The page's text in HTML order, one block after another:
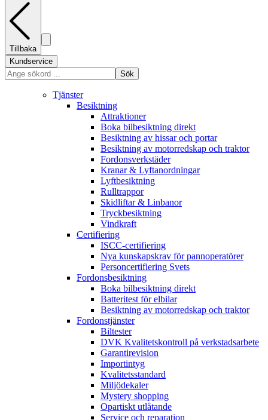
Tillbaka
Kundservice
Sök
Tjänster
Besiktning
Attraktioner
Boka bilbesiktning direkt
Besiktning av hissar och portar
Besiktning av motorredskap och traktor
Fordonsverkstäder
Kranar & Lyftanordningar
Lyftbesiktning
Rulltrappor
Skidliftar & Linbanor
Tryckbesiktning
Vindkraft
Certifiering
ISCC-certifiering
Nya kunskapskrav för pannoperatörer
Personcertifiering Svets
Fordonsbesiktning
Boka bilbesiktning direkt
Batteritest för elbilar
Besiktning av motorredskap och traktor
Fordonstjänster
Biltester
DVK Kvalitetskontroll på verkstadsarbete
Garantirevision
Importintyg
Kvalitetsstandard
Miljödekaler
Mystery shopping
Opartiskt utlåtande
Service och reparation